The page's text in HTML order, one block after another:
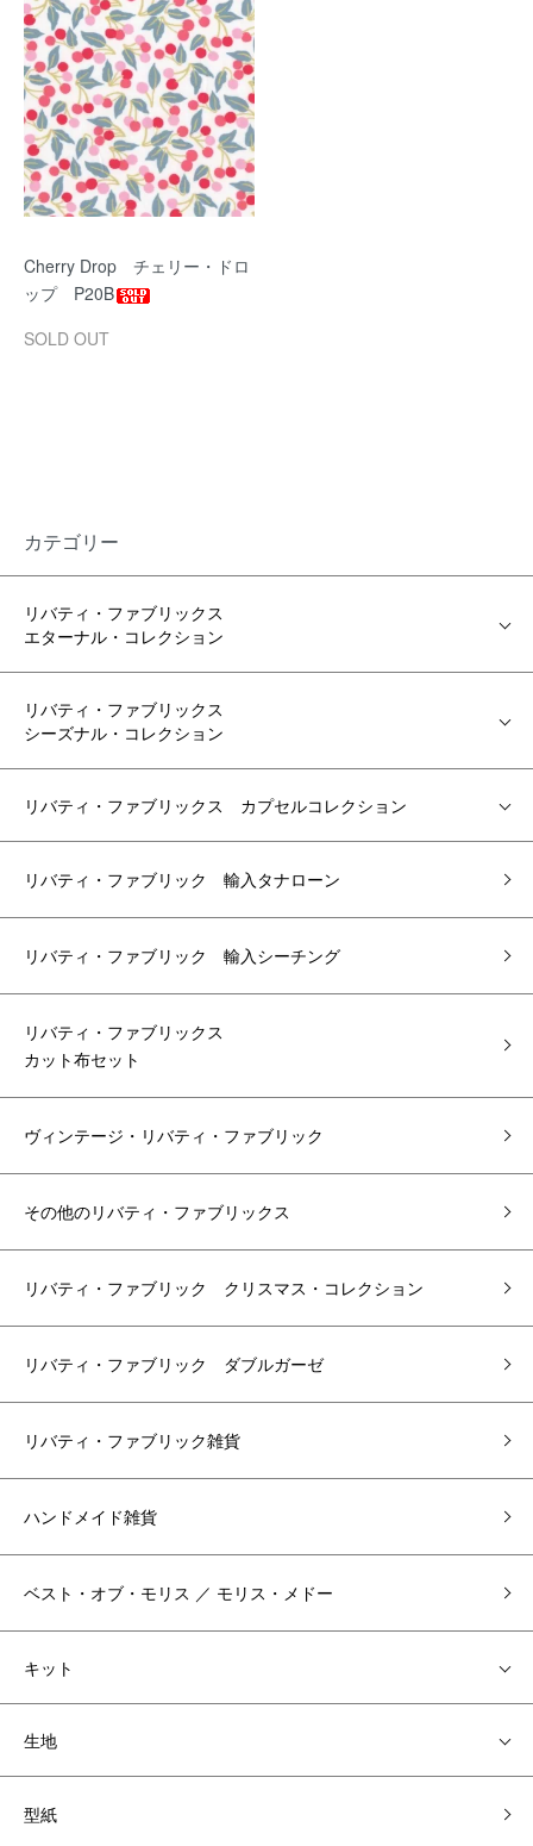
Cherry Drop チェリー・ドロ
ップ P20B
SOLD OUT
カテゴリー
リバティ・ファブリックス
エターナル・コレクション
リバティ・ファブリックス
シーズナル・コレクション
リバティ・ファブリックス カプセルコレクション
リバティ・ファブリック 輸入タナローン
リバティ・ファブリック 輸入シーチング
リバティ・ファブリックス
カット布セット
ヴィンテージ・リバティ・ファブリック
その他のリバティ・ファブリックス
リバティ・ファブリック クリスマス・コレクション
リバティ・ファブリック ダブルガーゼ
リバティ・ファブリック雑貨
ハンドメイド雑貨
ベスト・オブ・モリス ／ モリス・メドー
キット
生地
型紙